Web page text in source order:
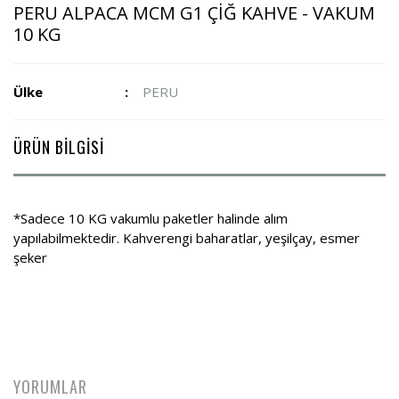
PERU ALPACA MCM G1 ÇİĞ KAHVE - VAKUM
10 KG
Ülke PERU
ÜRÜN BİLGİSİ
*Sadece 10 KG vakumlu paketler halinde alım
yapılabilmektedir. Kahverengi baharatlar, yeşilçay, esmer
şeker
YORUMLAR